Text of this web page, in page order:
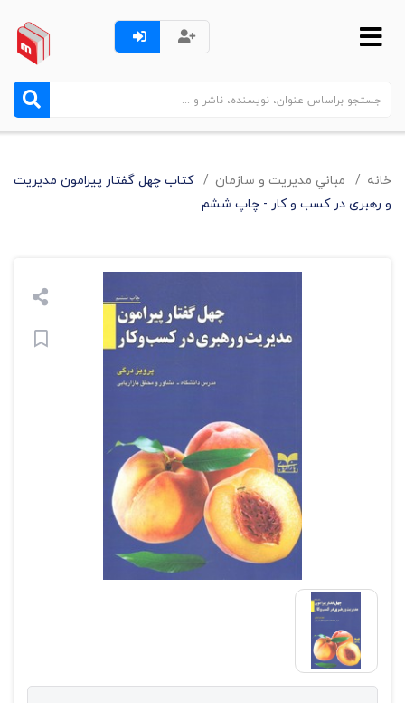
خانه مباني مديريت و سازمان
کتاب چهل گفتار پیرامون مدیریت
و رهبری در کسب و کار - چاپ ششم